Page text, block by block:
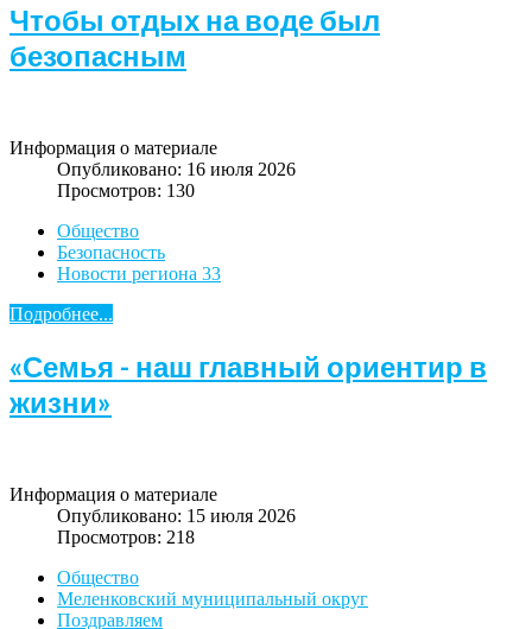
Чтобы отдых на воде был
безопасным
Информация о материале
Опубликовано: 16 июля 2026
Просмотров: 130
Общество
Безопасность
Новости региона 33
Подробнее...
«Семья - наш главный ориентир в
жизни»
Информация о материале
Опубликовано: 15 июля 2026
Просмотров: 218
Общество
Меленковский муниципальный округ
Поздравляем